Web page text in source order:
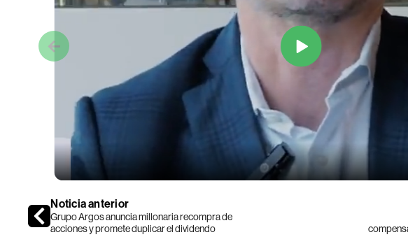
Noticia anterior
Grupo Argos anuncia millonaria recompra de
acciones y promete duplicar el dividendo